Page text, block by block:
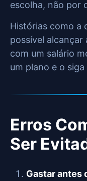
escolha, não por
Histórias como a
possível alcançar
com um salário
um plano e o
Erros
Ser
Gastar antes